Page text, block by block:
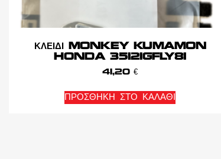
ΚΛΕΙΔΙ MONKEY KUMAMON
HONDA 35121GFLY81
41,20€
ΠΡΟΣΘΉΚΗ ΣΤΟ ΚΑΛΆΘΙ